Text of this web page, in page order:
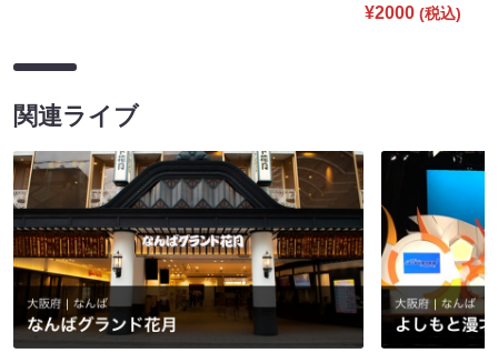
¥2000 (税込)
関連ライブ